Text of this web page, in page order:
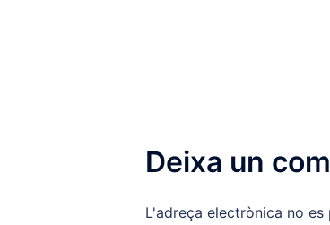
Deixa un
L'adreça electrònica no es